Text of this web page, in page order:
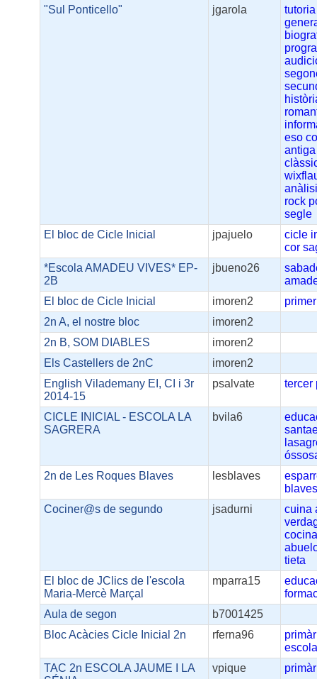
"Sul Ponticello"
jgarola
tutoria
eso
antiga
rock
segle
El bloc de Cicle Inicial
jpajuelo cicle
cor
*Escola AMADEU VIVES* EP-
2B
jbueno26
El bloc de Cicle Inicial
imoren2
primer
2n A, el nostre bloc
imoren2
2n B, SOM DIABLES
imoren2
Els Castellers de 2nC
imoren2
English Vilademany EI, CI i 3r
2014-15
psalvate tercer
CICLE INICIAL - ESCOLA LA
SAGRERA
bvila6
2n de Les Roques Blaves
lesblaves
Cociner@s de segundo
jsadurni cuina
tieta
El bloc de JClics de l'escola
Maria-Mercè Marçal
mparra15
Aula de segon
b7001425
Bloc Acàcies Cicle Inicial 2n
rferna96
TAC 2n ESCOLA JAUME I LA
vpique